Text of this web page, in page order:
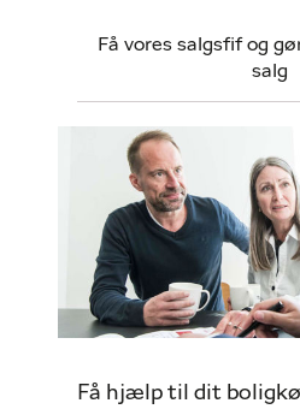
Få vores salgsfif og
salg
Få hjælp til dit